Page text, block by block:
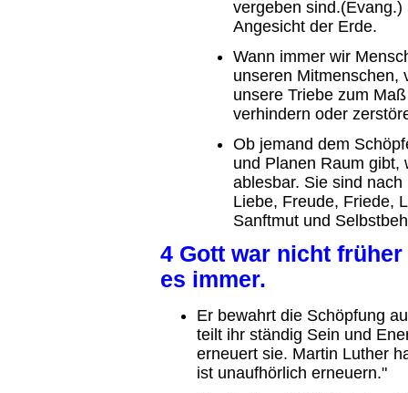
vergeben
Angesicht der Erde.
Wann immer wir
unseren Mitmenschen,
unsere Triebe zum
verhindern oder
Ob jemand dem
und Planen Raum gibt,
ablesbar. Sie sind
Liebe, Freude, Friede,
Sanftmut und
4 Gott war nicht
es immer.
Er bewahrt die Schöpfung
teilt ihr ständig Sein und
erneuert sie. Martin Luther
ist unaufhörlich erneuern."